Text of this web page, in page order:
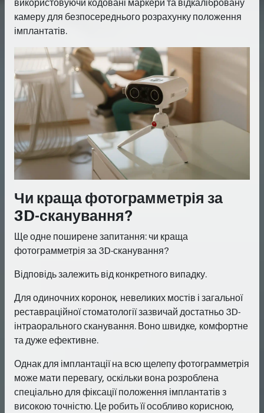
камеру для безпосереднього розрахунку положення
імплантатів.
Чи краща фотограмметрія за
3D-сканування?
Ще одне поширене запитання: чи краща
фотограмметрія за 3D-сканування?
Відповідь залежить від конкретного випадку.
Для одиночних коронок, невеликих мостів і загальної
реставраційної стоматології зазвичай достатньо 3D-
інтраорального сканування. Воно швидке, комфортне
та дуже ефективне.
Однак для імплантації на всю щелепу фотограмметрія
може мати перевагу, оскільки вона розроблена
спеціально для фіксації положення імплантатів з
високою точністю. Це робить її особливо корисною,